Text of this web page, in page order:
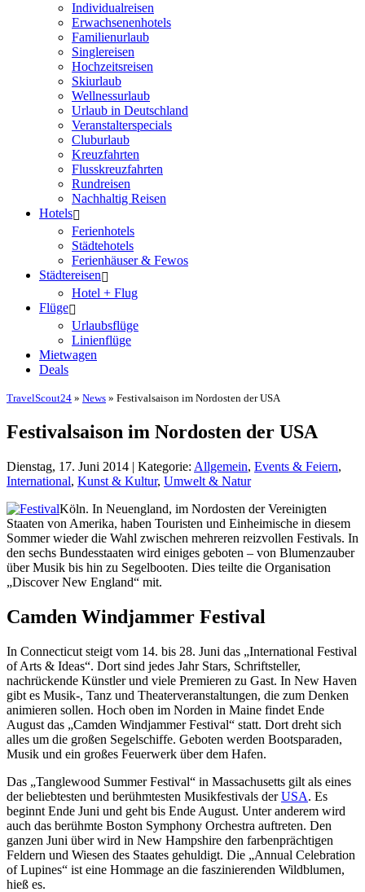
Individualreisen
Erwachsenenhotels
Familienurlaub
Singlereisen
Hochzeitsreisen
Skiurlaub
Wellnessurlaub
Urlaub in Deutschland
Veranstalterspecials
Cluburlaub
Kreuzfahrten
Flusskreuzfahrten
Rundreisen
Nachhaltig Reisen
Hotels
Ferienhotels
Städtehotels
Ferienhäuser & Fewos
Städtereisen
Hotel + Flug
Flüge
Urlaubsflüge
Linienflüge
Mietwagen
Deals
TravelScout24 » News » Festivalsaison im Nordosten der USA
Festivalsaison im Nordosten der USA
Dienstag, 17. Juni 2014 | Kategorie: Allgemein, Events & Feiern,
International, Kunst & Kultur, Umwelt & Natur
Köln. In Neuengland, im Nordosten der Vereinigten
Staaten von Amerika, haben Touristen und Einheimische in diesem
Sommer wieder die Wahl zwischen mehreren reizvollen Festivals. In
den sechs Bundesstaaten wird einiges geboten – von Blumenzauber
über Musik bis hin zu Segelbooten. Dies teilte die Organisation
„Discover New England“ mit.
Camden Windjammer Festival
In Connecticut steigt vom 14. bis 28. Juni das „International Festival
of Arts & Ideas“. Dort sind jedes Jahr Stars, Schriftsteller,
nachrückende Künstler und viele Premieren zu Gast. In New Haven
gibt es Musik-, Tanz und Theaterveranstaltungen, die zum Denken
animieren sollen. Hoch oben im Norden in Maine findet Ende
August das „Camden Windjammer Festival“ statt. Dort dreht sich
alles um die großen Segelschiffe. Geboten werden Bootsparaden,
Musik und ein großes Feuerwerk über dem Hafen.
Das „Tanglewood Summer Festival“ in Massachusetts gilt als eines
der beliebtesten und berühmtesten Musikfestivals derUSA. Es
beginnt Ende Juni und geht bis Ende August. Unter anderem wird
auch das berühmte Boston Symphony Orchestra auftreten. Den
ganzen Juni über wird in New Hampshire den farbenprächtigen
Feldern und Wiesen des Staates gehuldigt. Die „Annual Celebration
of Lupines“ ist eine Hommage an die faszinierenden Wildblumen,
hieß es.